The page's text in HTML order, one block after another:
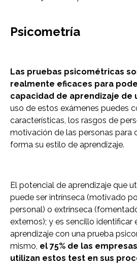
Psicometría
Las pruebas psicométricas
realmente eficaces para
capacidad de aprendizaje de
uso de estos exámenes puedes
características, los rasgos de
motivación de las personas para
forma su estilo de aprendizaje.
El potencial de aprendizaje que
puede ser intrínseca (motivado
personal) o extrínseca
externos); y es sencillo identificar
aprendizaje con una prueba
mismo, el 75% de las
utilizan estos test en sus